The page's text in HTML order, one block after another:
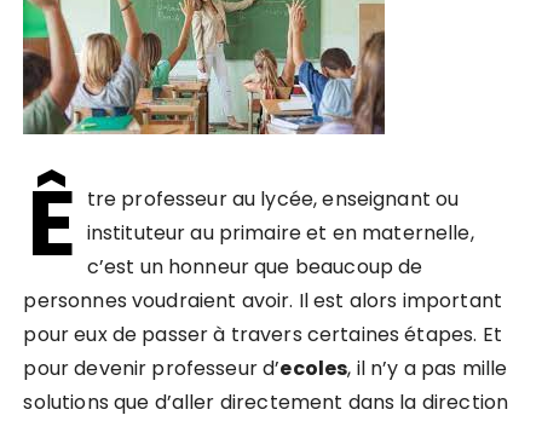
Ê tre professeur au lycée, enseignant ou
instituteur au primaire et en maternelle,
c’est un honneur que beaucoup de
personnes voudraient avoir. Il est alors important
pour eux de passer à travers certaines étapes. Et
pour devenir professeur d’ecoles, il n’y a pas mille
solutions que d’aller directement dans la direction